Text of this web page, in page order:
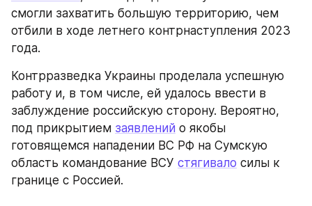
смогли захватить большую территорию, чем
отбили в ходе летнего контрнаступления 2023
года.
Контрразведка Украины проделала успешную
работу и, в том числе, ей удалось ввести в
заблуждение российскую сторону. Вероятно,
под прикрытием заявлений о якобы
готовящемся нападении ВС РФ на Сумскую
область командование ВСУ стягивало силы к
границе с Россией.